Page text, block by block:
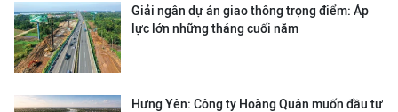
Giải ngân dự án giao thông trọng điểm: Áp
lực lớn những tháng cuối năm
Hưng Yên: Công ty Hoàng Quân muốn đầu tư